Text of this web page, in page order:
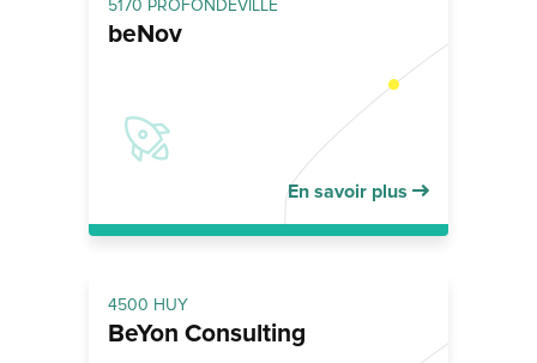
5170 PROFONDEVILLE
beNov
En savoir plus
4500 HUY
BeYon Consulting